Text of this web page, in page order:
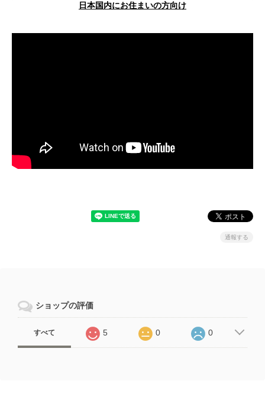
日本国内にお住まいの方向け
通報する
ショップの評価
すべて 5 0 0